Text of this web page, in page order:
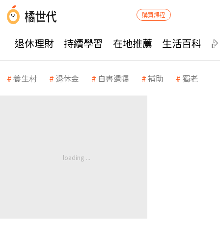
購買課程
退休理財 持續學習 在地推薦 生活百科
養生村 退休金 自書遺囑 補助 獨老